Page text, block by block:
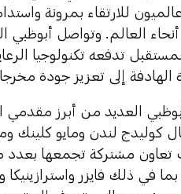
للارتقاء بمرونة
العالم. وتواصل أبوظبي
تدفعه تكنولوجيا
الهادفة إلى تعزيز جودة
العديد من أبرز مقدمي
كوليدج لندن ومايو كلينك
تعاون مشتركة تجمعها بعدد
بما في ذلك فايزر